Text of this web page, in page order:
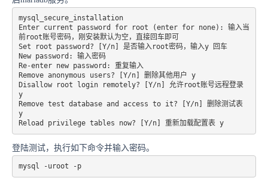
mysql_secure_installation
Enter current password for root (enter for none): 输入当
前root账号密码，刚安装默认为空，直接回车即可
Set root password? [Y/n] 是否输入root密码，输入y 回车
New password: 输入密码
Re-enter new password: 重复输入
Remove anonymous users? [Y/n] 删除其他用户 y
Disallow root login remotely? [Y/n] 允许root账号远程登录
y
Remove test database and access to it? [Y/n] 删除测试表
y
Reload privilege tables now? [Y/n] 重新加载配置表 y
登陆测试，执行如下命令并输入密码。
mysql -uroot -p